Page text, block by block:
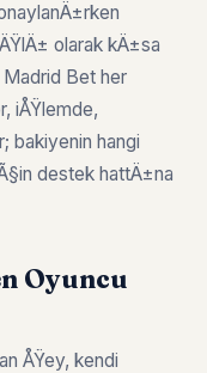
olarak kÄ±sa
Bet her
iÅŸlemde,
bakiyenin hangi
destek hattÄ±na
Oyuncu
ÅŸey, kendi